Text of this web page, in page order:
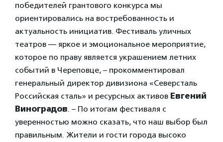
победителей грантового конкурса мы
ориентировались на востребованность и
актуальность инициатив. Фестиваль уличных
театров — яркое и эмоциональное мероприятие,
которое по праву является украшением летних
событий в Череповце, – прокомментировал
генеральный директор дивизиона «Северсталь
Российская сталь» и ресурсных активов Евгений
Виноградов. – По итогам фестиваля с
уверенностью можно сказать, что наш выбор был
правильным. Жители и гости города высоко